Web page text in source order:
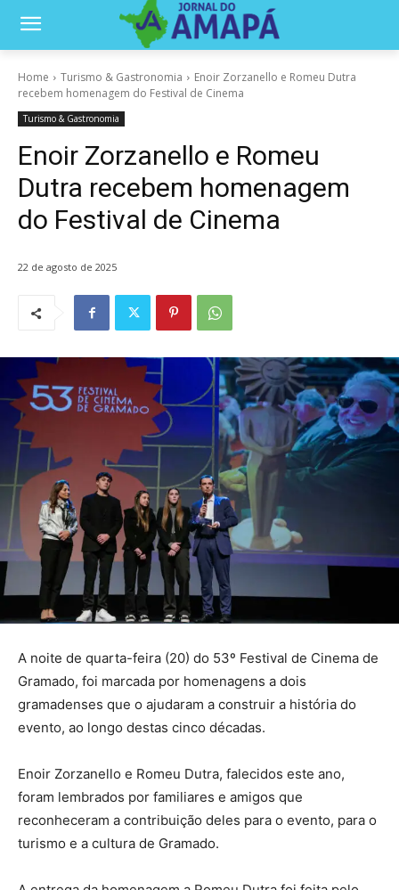
Home Turismo & Gastronomia
Enoir Zorzanello e Romeu Dutra
recebem homenagem do Festival de Cinema
Turismo & Gastronomia
Enoir Zorzanello e Romeu
Dutra recebem homenagem
do Festival de Cinema
22 de agosto de 2025
A noite de quarta-feira (20) do 53º Festival de Cinema de
Gramado, foi marcada por homenagens a dois
gramadenses que o ajudaram a construir a história do
evento, ao longo destas cinco décadas.
Enoir Zorzanello e Romeu Dutra, falecidos este ano,
foram lembrados por familiares e amigos que
reconheceram a contribuição deles para o evento, para o
turismo e a cultura de Gramado.